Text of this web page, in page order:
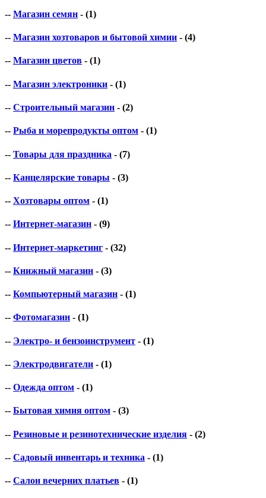
-- Магазин семян - (1)
-- Магазин хозтоваров и бытовой химии - (4)
-- Магазин цветов - (1)
-- Магазин электроники - (1)
-- Строительный магазин - (2)
-- Рыба и морепродукты оптом - (1)
-- Товары для праздника - (7)
-- Канцелярские товары - (3)
-- Хозтовары оптом - (1)
-- Интернет-магазин - (9)
-- Интернет-маркетинг - (32)
-- Книжный магазин - (3)
-- Компьютерный магазин - (1)
-- Фотомагазин - (1)
-- Электро- и бензоинструмент - (1)
-- Электродвигатели - (1)
-- Одежда оптом - (1)
-- Бытовая химия оптом - (3)
-- Резиновые и резинотехнические изделия - (2)
-- Садовый инвентарь и техника - (1)
-- Салон вечерних платьев - (1)